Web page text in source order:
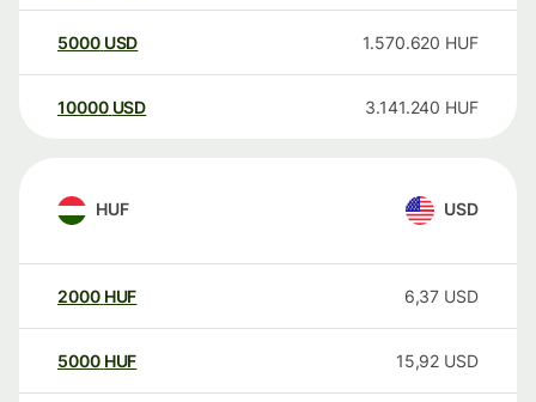
5000 USD 1.570.620 HUF
10000 USD 3.141.240 HUF
HUF USD
2000 HUF 6,37 USD
5000 HUF 15,92 USD